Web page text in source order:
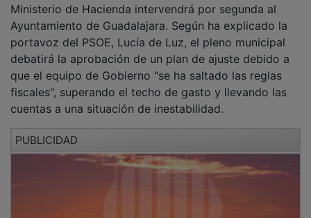
Ministerio de Hacienda intervendrá por segunda al
Ayuntamiento de Guadalajara. Según ha explicado la
portavoz del PSOE, Lucía de Luz, el pleno municipal
debatirá la aprobación de un plan de ajuste debido a
que el equipo de Gobierno "se ha saltado las reglas
fiscales", superando el techo de gasto y llevando las
cuentas a una situación de inestabilidad.
PUBLICIDAD